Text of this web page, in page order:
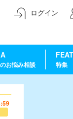
ログイン
お悩み相談 特集